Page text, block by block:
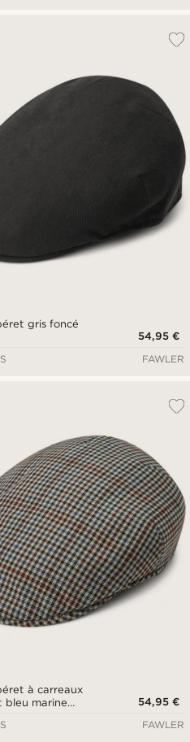
gris foncé
54,95 €
FAWLER
à carreaux
bleu marine
54,95 €
FAWLER